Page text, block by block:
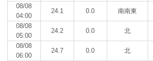
08/08
04:00
24.1 0.0 南南東
08/08
05:00
24.2 0.0 北
08/08
06:00
24.7 0.0 北